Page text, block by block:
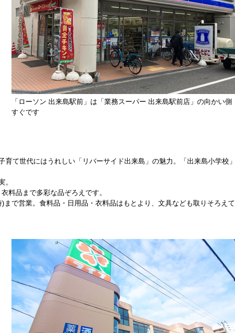
「ローソン 出来島駅前」は「業務スーパー 出来島駅前店」の向かい側
すぐです
て世代にはうれしい「リバーサイド出来島」の魅力。「出来島小学校」
。
料品まで多彩な品ぞろえです。
で営業。食料品・日用品・衣料品はもとより、文具なども取りそろえて